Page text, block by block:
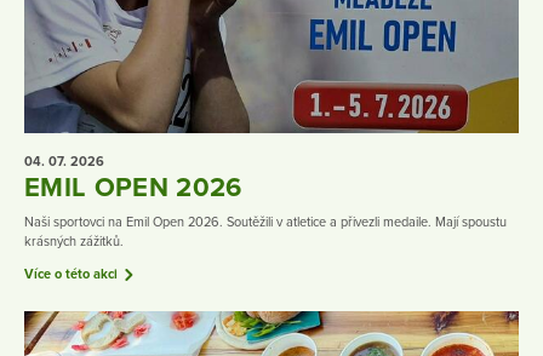
04. 07. 2026
EMIL OPEN 2026
Naši sportovci na Emil Open 2026. Soutěžili v atletice a přivezli medaile. Mají spoustu
krásných zážitků.
Více o této akci